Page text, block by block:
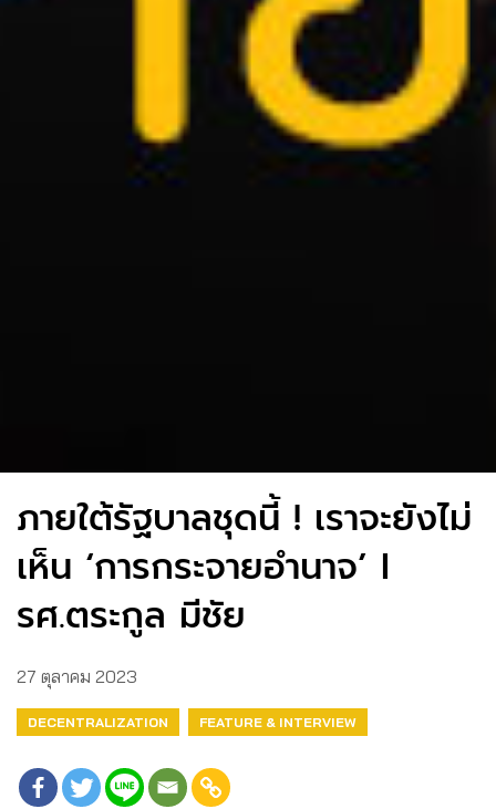
ภายใต้รัฐบาลชุดนี้ ! เราจะยังไม่
เห็น ‘การกระจายอำนาจ’ I
รศ.ตระกูล มีชัย
27 ตุลาคม 2023
DECENTRALIZATION FEATURE & INTERVIEW